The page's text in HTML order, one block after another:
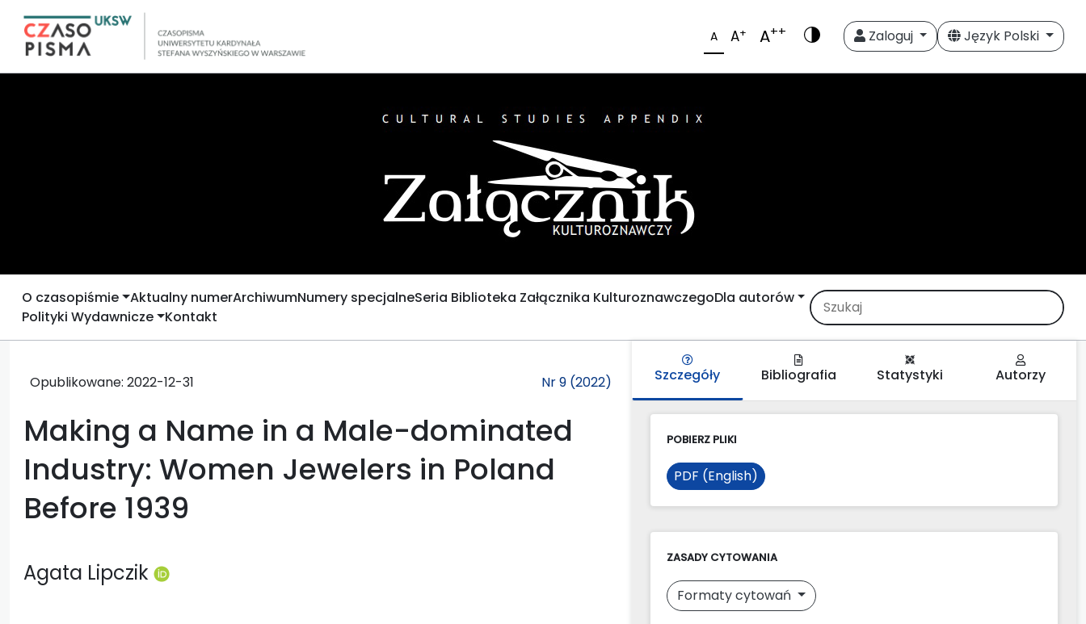
A A+ A++ Zaloguj Język Polski
O czasopiśmie Aktualny numerArchiwumNumery specjalneSeria Biblioteka Załącznika KulturoznawczegoDla autorów
Polityki Wydawnicze Kontakt
Opublikowane: 2022-12-31 Nr 9 (2022)
Making a Name in a Male-dominated
Industry: Women Jewelers in Poland
Before 1939
Agata Lipczik
Szczegóły Bibliografia Statystyki Autorzy
POBIERZ PLIKI
PDF (English)
ZASADY CYTOWANIA
Formaty cytowań